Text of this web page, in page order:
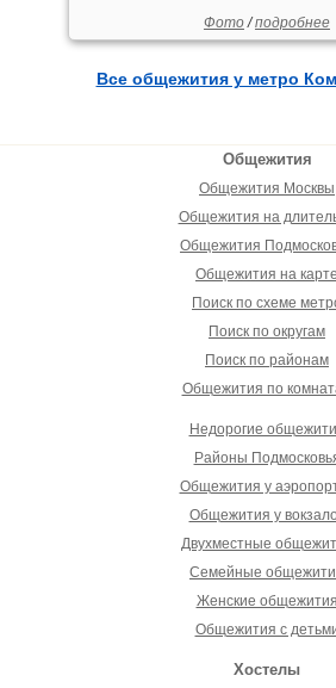
Фото/подробнее
Все общежития у метро
Общежития
Общежития Москвы
Общежития на
Общежития
Общежития на карте
Поиск по схеме
Поиск по округам
Поиск по районам
Общежития по
Недорогие
Районы
Общежития у
Общежития у
Двухместные
Семейные
Женские общежития
Общежития с
Хостелы